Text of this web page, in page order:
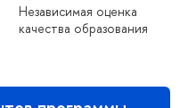
Независимая оценка
качества образования